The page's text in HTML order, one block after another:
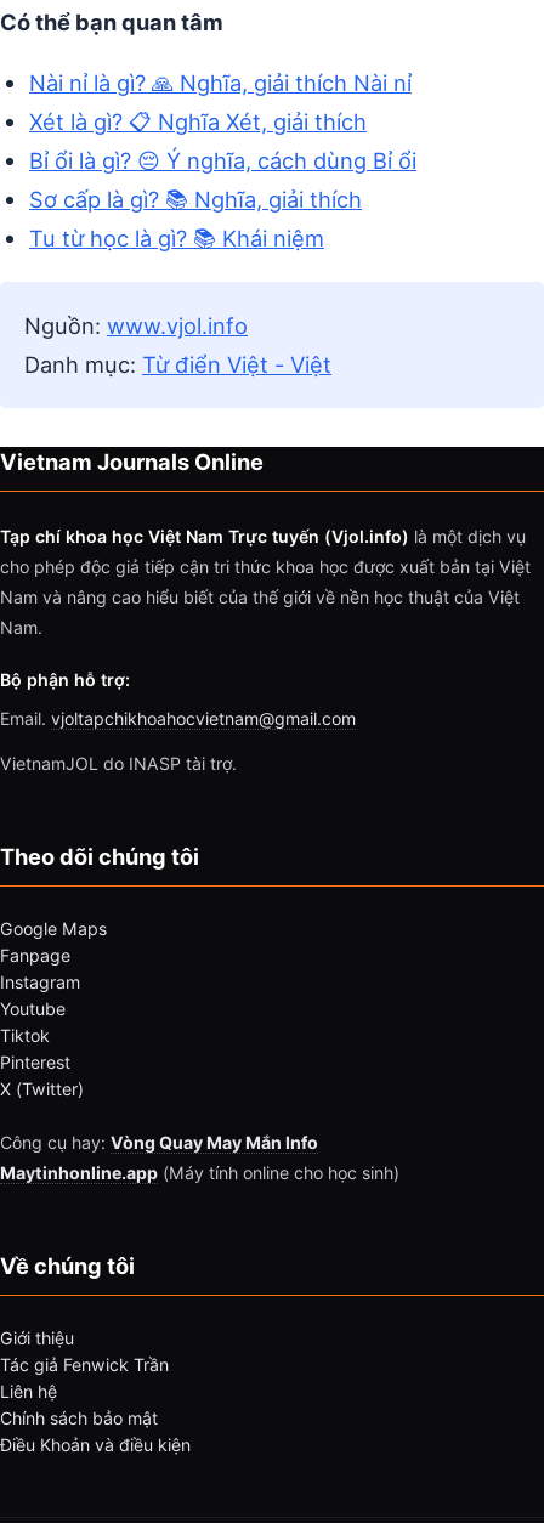
Có thể bạn quan tâm
Nài nỉ là gì? 🙏 Nghĩa, giải thích Nài nỉ
Xét là gì? 📋 Nghĩa Xét, giải thích
Bỉ ổi là gì? 😔 Ý nghĩa, cách dùng Bỉ ổi
Sơ cấp là gì? 📚 Nghĩa, giải thích
Tu từ học là gì? 📚 Khái niệm
Nguồn: www.vjol.info
Danh mục: Từ điển Việt - Việt
Vietnam Journals Online
Tạp chí khoa học Việt Nam Trực tuyến (Vjol.info) là một dịch vụ
cho phép độc giả tiếp cận tri thức khoa học được xuất bản tại Việt
Nam và nâng cao hiểu biết của thế giới về nền học thuật của Việt
Nam.
Bộ phận hỗ trợ:
Email. vjoltapchikhoahocvietnam@gmail.com
VietnamJOL do INASP tài trợ.
Theo dõi chúng tôi
Google Maps
Fanpage
Instagram
Youtube
Tiktok
Pinterest
X (Twitter)
Công cụ hay: Vòng Quay May Mắn Info
Maytinhonline.app (Máy tính online cho học sinh)
Về chúng tôi
Giới thiệu
Tác giả Fenwick Trần
Liên hệ
Chính sách bảo mật
Điều Khoản và điều kiện